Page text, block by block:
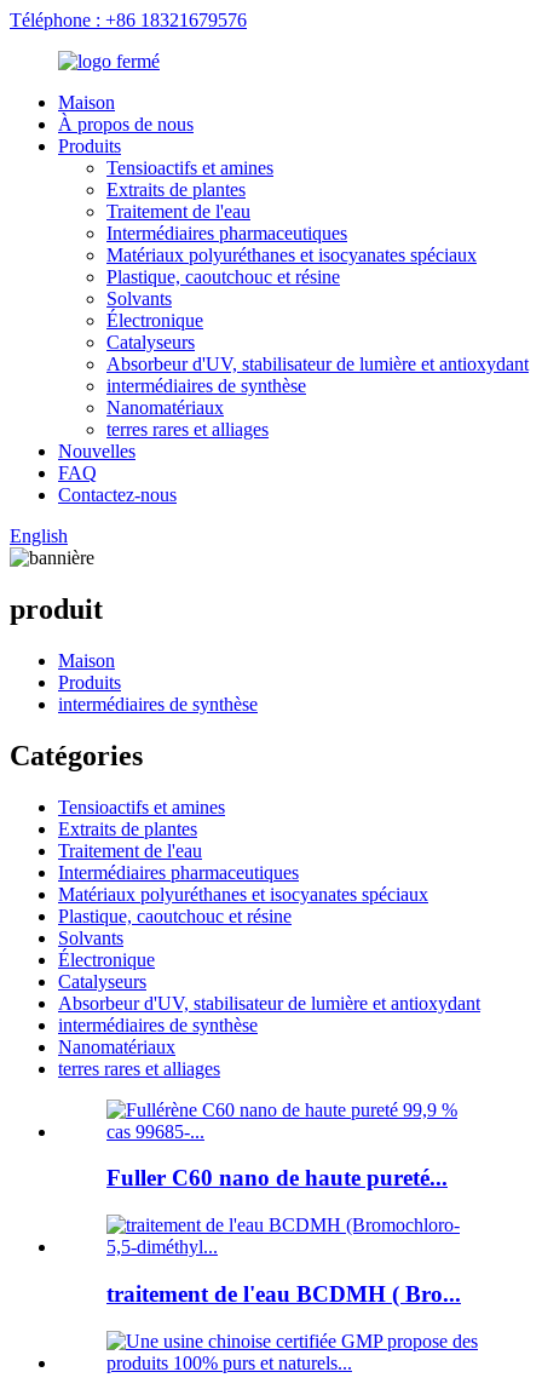
Téléphone : +86 18321679576
Maison
À propos de nous
Produits
Tensioactifs et amines
Extraits de plantes
Traitement de l'eau
Intermédiaires pharmaceutiques
Matériaux polyuréthanes et isocyanates spéciaux
Plastique, caoutchouc et résine
Solvants
Électronique
Catalyseurs
Absorbeur d'UV, stabilisateur de lumière et antioxydant
intermédiaires de synthèse
Nanomatériaux
terres rares et alliages
Nouvelles
FAQ
Contactez-nous
English
produit
Maison
Produits
intermédiaires de synthèse
Catégories
Tensioactifs et amines
Extraits de plantes
Traitement de l'eau
Intermédiaires pharmaceutiques
Matériaux polyuréthanes et isocyanates spéciaux
Plastique, caoutchouc et résine
Solvants
Électronique
Catalyseurs
Absorbeur d'UV, stabilisateur de lumière et antioxydant
intermédiaires de synthèse
Nanomatériaux
terres rares et alliages
Fuller C60 nano de haute pureté...
traitement de l'eau BCDMH ( Bro...